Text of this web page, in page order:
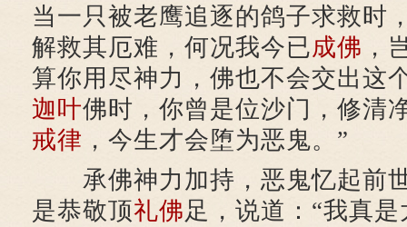
当一只被老鹰追逐的鸽子求救时
解救其厄难，何况我今已成佛 ，
算你用尽神力，佛也不会交出这
迦叶佛时，你曾是位沙门，修清
戒律 ，今生才会堕为恶鬼。”
承佛神力加持，恶鬼忆起前
是恭敬顶礼佛足，说道：“我真